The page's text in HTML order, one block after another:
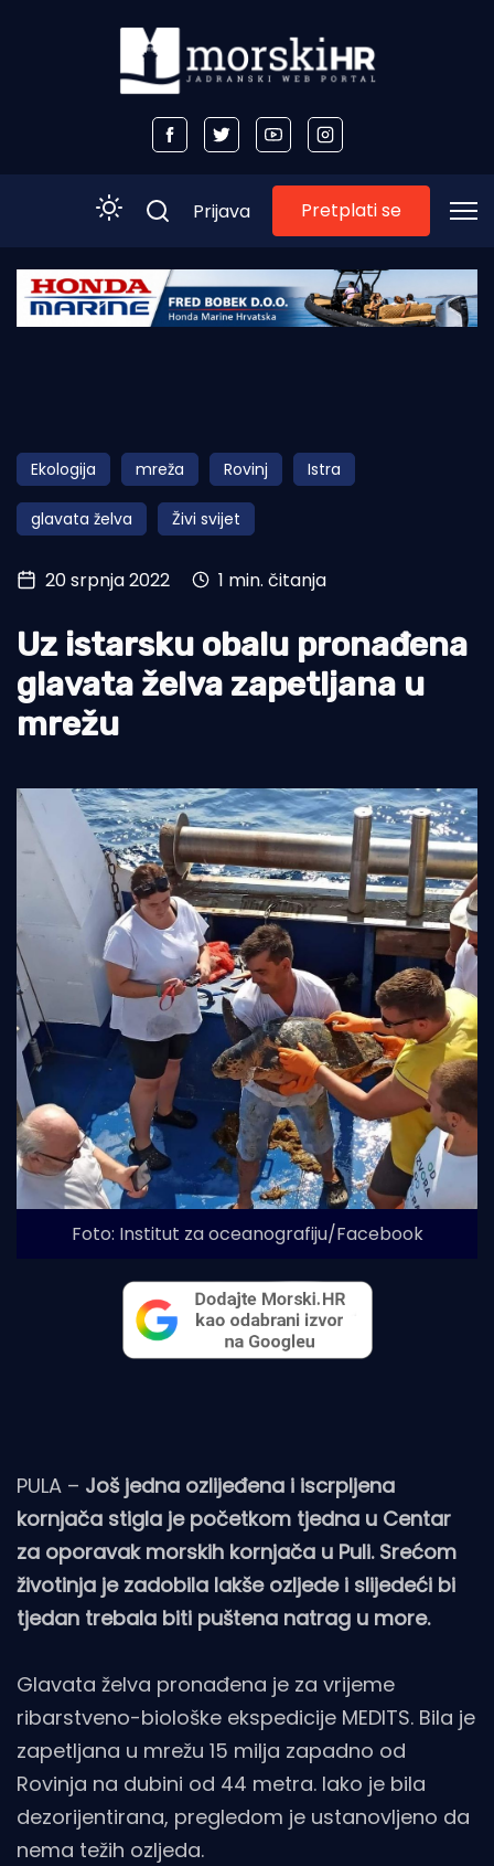
Početna
Obala
Otoci
Turizam i nautika
Pomorstvo
Ribolov
Ekologija
Tradicija i kultura
Prijava Pretplati se
Ekologija mreža Rovinj Istra
glavata želva Živi svijet
20 srpnja 2022 1 min. čitanja
Uz istarsku obalu pronađena
glavata želva zapetljana u
mrežu
Foto: Institut za oceanografiju/Facebook
PULA – Još jedna ozlijeđena i iscrpljena
kornjača stigla je početkom tjedna u Centar
za oporavak morskih kornjača u Puli. Srećom
životinja je zadobila lakše ozljede i slijedeći bi
tjedan trebala biti puštena natrag u more.
Glavata želva pronađena je za vrijeme
ribarstveno-biološke ekspedicije MEDITS. Bila je
zapetljana u mrežu 15 milja zapadno od
Rovinja na dubini od 44 metra. Iako je bila
dezorijentirana, pregledom je ustanovljeno da
nema težih ozljeda.